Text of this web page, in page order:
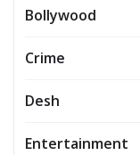
Bollywood
Crime
Desh
Entertainment